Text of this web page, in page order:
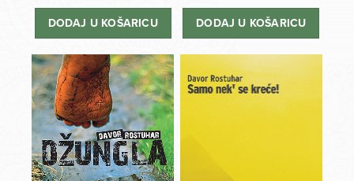
DODAJ U KOŠARICU
bila
cijena
DODAJ U KOŠARICU